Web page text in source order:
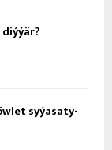
sy­ýa­sa­ty­